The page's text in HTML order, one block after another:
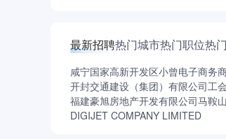
最新招聘热门城市热门职位热
咸宁国家高新开发区小曾电子商务
开封交通建设（集团）有限公司工
福建豪旭房地产开发有限公司马鞍
DIGIJET COMPANY LIMITED